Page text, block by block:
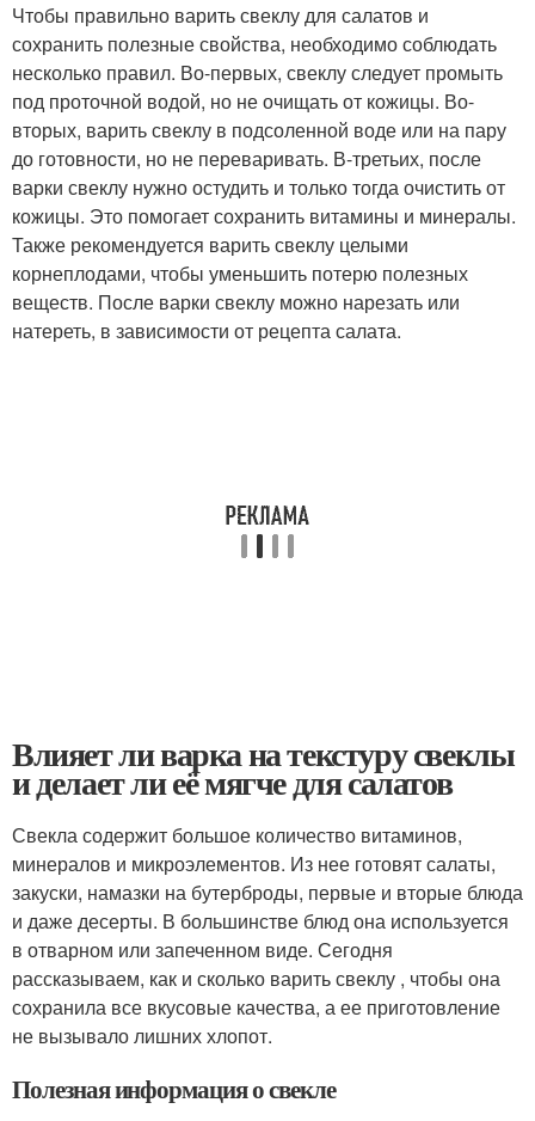
Чтобы правильно варить свеклу для салатов и
сохранить полезные свойства, необходимо соблюдать
несколько правил. Во-первых, свеклу следует промыть
под проточной водой, но не очищать от кожицы. Во-
вторых, варить свеклу в подсоленной воде или на пару
до готовности, но не переваривать. В-третьих, после
варки свеклу нужно остудить и только тогда очистить от
кожицы. Это помогает сохранить витамины и минералы.
Также рекомендуется варить свеклу целыми
корнеплодами, чтобы уменьшить потерю полезных
веществ. После варки свеклу можно нарезать или
натереть, в зависимости от рецепта салата.
Влияет ли варка на текстуру свеклы
и делает ли её мягче для салатов
Свекла содержит большое количество витаминов,
минералов и микроэлементов. Из нее готовят салаты,
закуски, намазки на бутерброды, первые и вторые блюда
и даже десерты. В большинстве блюд она используется
в отварном или запеченном виде. Сегодня
рассказываем, как и сколько варить свеклу , чтобы она
сохранила все вкусовые качества, а ее приготовление
не вызывало лишних хлопот.
Полезная информация о свекле